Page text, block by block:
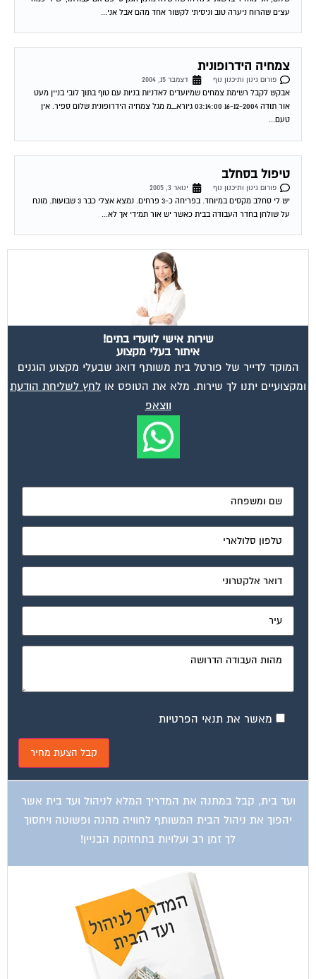
עצים שהרוח ניערה טוב וניסיתי לקשור אחד מהם אבל אני...
צמחיה הידרופונית
פורום גינון ותיכנון נוף
דצמבר 15, 2004
אבקש לקבל רשימת צמחים שמיועדים לאדניות בניות עם טוף בתוך לובי בניין מעט
אור תודה 16-12-2004 03:14:00 גיורא_מ מגל צמחיה הידרופונית שלום ספיר. אין
טעם...
טיפול בסחלב
פורום גינון ותיכנון נוף
ינואר 3, 2005
יש לי סחלב מקסים במיוחד. בפריחה כ-3 פרחים. נמצא אצלי כבר 3 שבועות. מונח
על שולחן בחדר העבודה בבית כאשר יש אור תמידי אך לא...
שירות אישי לוועדי בתים!
איתור בעלי מקצוע
המוקד לדייר של פורטל בית משותף דואג שבעלי מקצוע הוגנים
ומקצועיים יתנו לך שירות. מלא את הטופס או לחץ לשליחת הודעת
ווצאפ
מאשר את תנאי הפרטיות
ועד בית, קבל במתנה את המדריך המלא לניהול ועד בית אשר
יהפוך את ניהול הבית המשותף לחוויה מהנה ופשוטה ויחסוך
לך זמן רב ועלויות בתחזוקת הבניין!